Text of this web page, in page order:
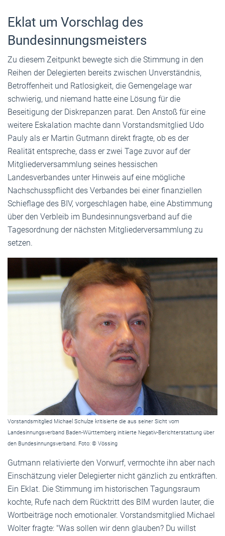
Eklat um Vorschlag des
Bundesinnungsmeisters
Zu diesem Zeitpunkt bewegte sich die Stimmung in den
Reihen der Delegierten bereits zwischen Unverständnis,
Betroffenheit und Ratlosigkeit, die Gemengelage war
schwierig, und niemand hatte eine Lösung für die
Beseitigung der Diskrepanzen parat. Den Anstoß für eine
weitere Eskalation machte dann Vorstandsmitglied Udo
Pauly als er Martin Gutmann direkt fragte, ob es der
Realität entspreche, dass er zwei Tage zuvor auf der
Mitgliederversammlung seines hessischen
Landesverbandes unter Hinweis auf eine mögliche
Nachschusspflicht des Verbandes bei einer finanziellen
Schieflage des BIV, vorgeschlagen habe, eine Abstimmung
über den Verbleib im Bundesinnungsverband auf die
Tagesordnung der nächsten Mitgliederversammlung zu
setzen.
Vorstandsmitglied Michael Schulze kritisierte die aus seiner Sicht vom
Landesinnungsverband Baden-Württemberg initiierte Negativ-Berichterstattung über
den Bundesinnungsverband. Foto: © Vössing
Gutmann relativierte den Vorwurf, vermochte ihn aber nach
Einschätzung vieler Delegierter nicht gänzlich zu entkräften.
Ein Eklat. Die Stimmung im historischen Tagungsraum
kochte, Rufe nach dem Rücktritt des BIM wurden lauter, die
Wortbeiträge noch emotionaler. Vorstandsmitglied Michael
Wolter fragte: "Was sollen wir denn glauben? Du willst